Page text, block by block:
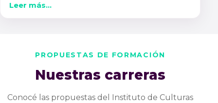
Leer más...
PROPUESTAS DE FORMACIÓN
Nuestras carreras
Conocé las propuestas del Instituto de Culturas